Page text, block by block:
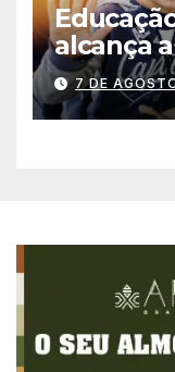
alcança
história
7 DE